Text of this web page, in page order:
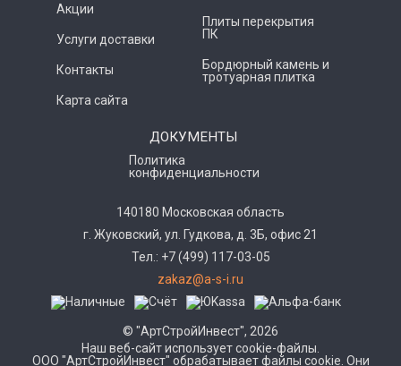
Акции
Услуги доставки
Контакты
Карта сайта
Плиты перекрытия
ПК
Бордюрный камень и
тротуарная плитка
ДОКУМЕНТЫ
Политика
конфиденциальности
140180 Московская область
г. Жуковский, ул. Гудкова, д. 3Б, офис 21
Тел.: +7 (499) 117-03-05
zakaz@a-s-i.ru
© "АртСтройИнвест", 2026
Наш веб-сайт использует cookie-файлы.
ООО "АртСтройИнвест" обрабатывает файлы cookie. Они